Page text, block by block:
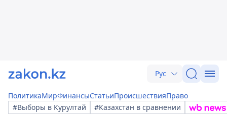
Рус
ПолитикаМирФинансыСтатьиПроисшествияПраво
#Выборы в Курултай
#Казахстан в сравнении